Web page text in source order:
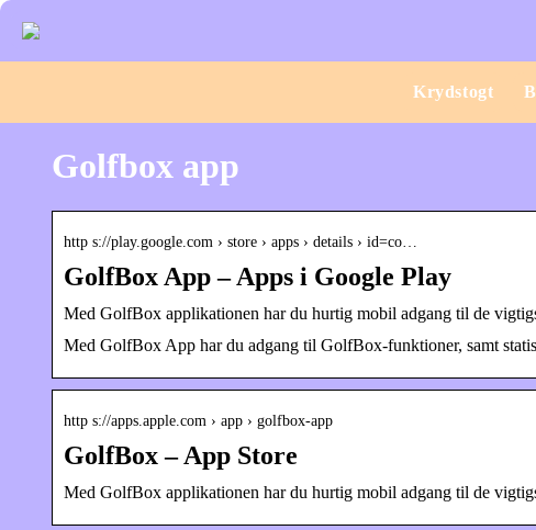
Krydstogt
Golfbox app
http s://play.google.com › store › apps › details › id=co…
GolfBox App – Apps i Google Play
Med GolfBox applikationen har du hurtig mobil adgang til de
Med GolfBox App har du adgang til GolfBox-funktioner, samt
http s://apps.apple.com › app › golfbox-app
GolfBox – App Store
Med GolfBox applikationen har du hurtig mobil adgang til de